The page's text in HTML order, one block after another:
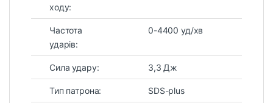
ходу:
Частота
ударів:
0-4400 уд/хв
Сила удару: 3,3 Дж
Тип патрона: SDS-plus